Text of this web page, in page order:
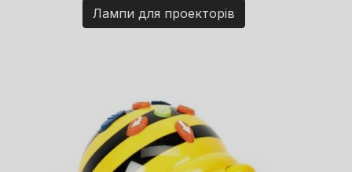
Лампи для проекторів